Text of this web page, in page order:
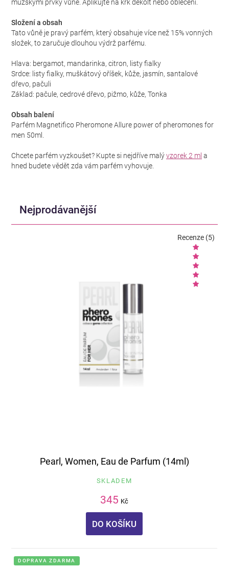
mužskými prvky vůně. Aplikujte na krk dekolt nebo oblečení.
Složení a obsah
Tato vůně je pravý parfém, který obsahuje více než 15% vonných
složek, to zaručuje dlouhou výdrž parfému.
Hlava: bergamot, mandarinka, citron, listy fialky
Srdce: listy fialky, muškátový oříšek, kůže, jasmín, santalové
dřevo, pačuli
Základ: pačule, cedrové dřevo, pižmo, kůže, Tonka
Obsah balení
Parfém Magnetifico Pheromone Allure power of pheromones for
men 50ml.
Chcete parfém vyzkoušet? Kupte si nejdříve malývzorek 2 ml a
hned budete vědět zda vám parfém vyhovuje.
Nejprodávanější
Pearl, Women, Eau de Parfum (14ml)
SKLADEM
345 Kč
DO KOŠÍKU
Recenze (5)
DOPRAVA ZDARMA